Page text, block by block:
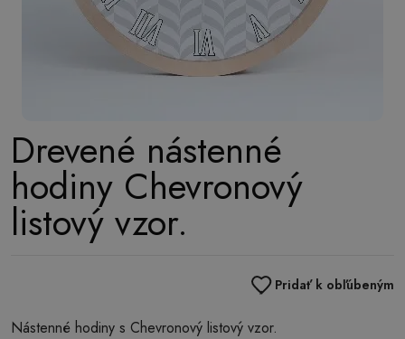
Drevené nástenné
hodiny Chevronový
listový vzor.
Pridať k obľúbeným
Nástenné hodiny s Chevronový listový vzor.